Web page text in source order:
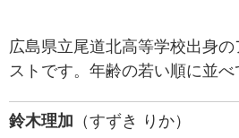
広島県立尾道北高等学校出身
ストです。年齢の若い順に並べ
鈴木理加 （すずき りか）